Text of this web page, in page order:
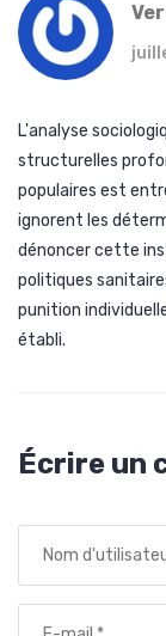
L'analyse
structurelles
populaires est
ignorent les
dénoncer cette
politiques
punition
établi.
Écrire un